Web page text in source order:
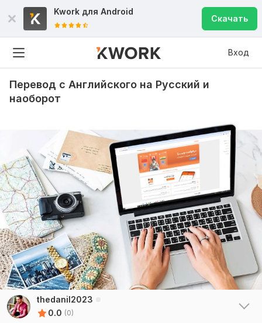
Kwork для Android
Скачать
Вход
Перевод с Английского на Русский и
наоборот
thedanil2023
0.0 (0)